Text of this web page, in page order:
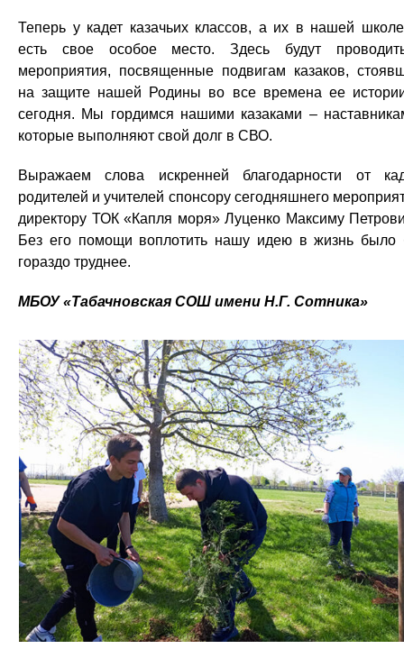
Теперь у кадет казачьих классов, а их в нашей
есть свое особое место. Здесь будут
мероприятия, посвященные подвигам казаков,
на защите нашей Родины во все времена ее
сегодня. Мы гордимся нашими казаками –
которые выполняют свой долг в СВО.
Выражаем слова искренней благодарности от
родителей и учителей спонсору сегодняшнего
директору ТОК «Капля моря» Луценко Максиму
Без его помощи воплотить нашу идею в жизнь было
гораздо труднее.
МБОУ «Табачновская СОШ имени Н.Г. Сотника»